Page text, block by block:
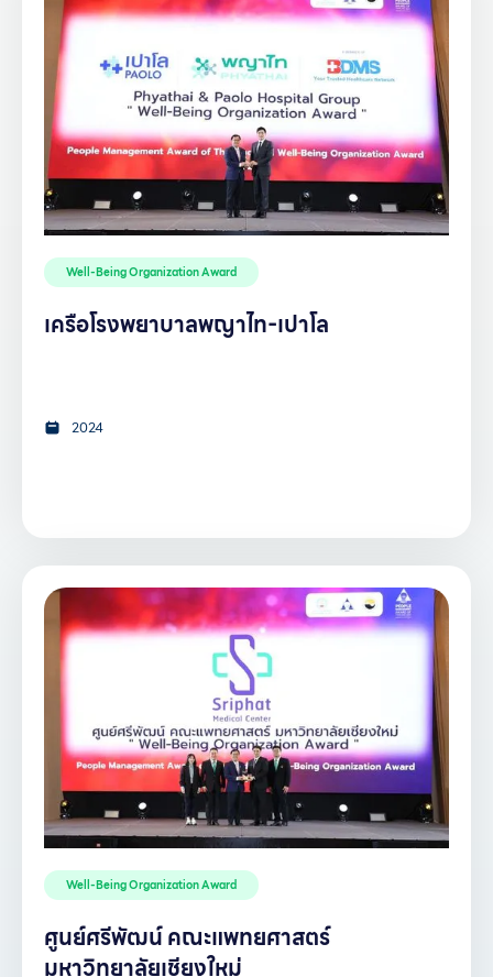
Well-Being Organization Award
เครือโรงพยาบาลพญาไท-เปาโล
2024
Well-Being Organization Award
ศูนย์ศรีพัฒน์ คณะแพทยศาสตร์
มหาวิทยาลัยเชียงใหม่